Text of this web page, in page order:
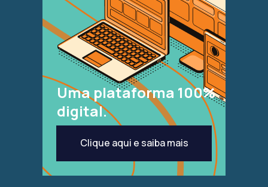
Uma plataforma 100%
digital.
Clique aqui e saiba mais